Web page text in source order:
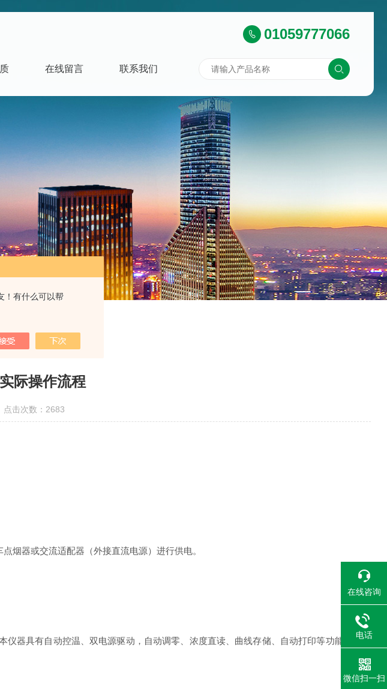
！有什么可以帮
01059777066
在线留言 联系我们
际操作流程
击次数：2683
烟器或交流适配器（外接直流电源）进行供电。
器具有自动控温、双电源驱动，自动调零、浓度直读、曲线存储、自动打印等功能，仪器
在线咨询
电话
微信扫一扫